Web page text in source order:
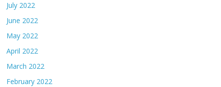
July 2022
June 2022
May 2022
April 2022
March 2022
February 2022